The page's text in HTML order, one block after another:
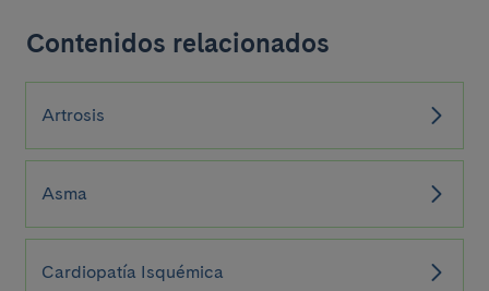
Contenidos relacionados
Artrosis
Asma
Cardiopatía Isquémica